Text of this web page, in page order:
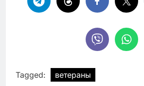
Tagged: ветераны